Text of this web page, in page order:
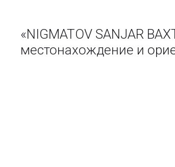
«NIGMATOV SANJAR
местонахождение и